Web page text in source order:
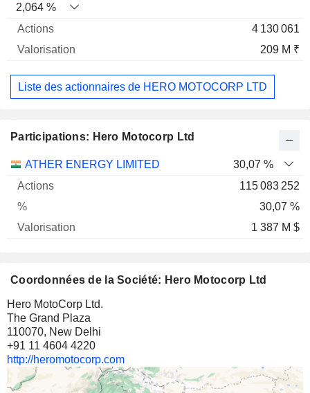
2,064 %
4 130 061
209 M ₹
Liste des actionnaires de HERO MOTOCORP LTD
Participations: Hero Motocorp Ltd
Nom Actions % Valorisation
ATHER ENERGY LIMITED
30,07 %
115 083 252
30,07 %
1 387 M $
Coordonnées de la Société: Hero Motocorp Ltd
Hero MotoCorp Ltd.
The Grand Plaza
110070, New Delhi
+91 11 4604 4220
http://heromotocorp.com